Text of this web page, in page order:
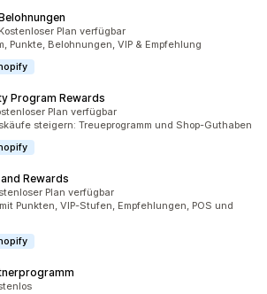
insgesamt
Kostenloser Plan verfügbar
Punkte, Belohnungen, VIP & Empfehlung
Program Rewards
insgesamtPlan verfügbar
steigern: Treueprogramm und Shop-Guthaben
Rewards
insgesamtPlan verfügbar
Punkten, VIP-Stufen, Empfehlungen, POS und
insgesamt